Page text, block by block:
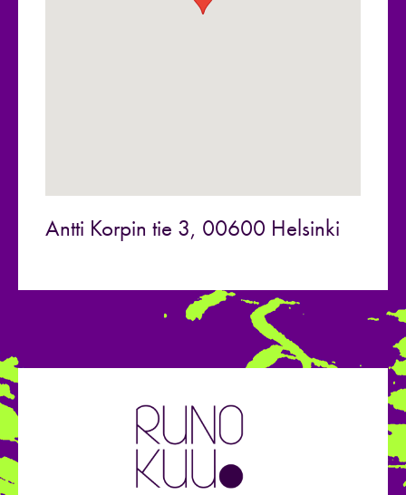
Antti Korpin tie 3, 00600 Helsinki